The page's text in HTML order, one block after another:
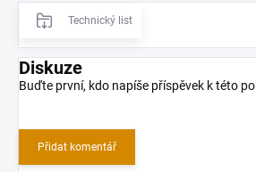
Technický list
Diskuze
Buďte první, kdo napíše příspěvek k této
Přidat komentář